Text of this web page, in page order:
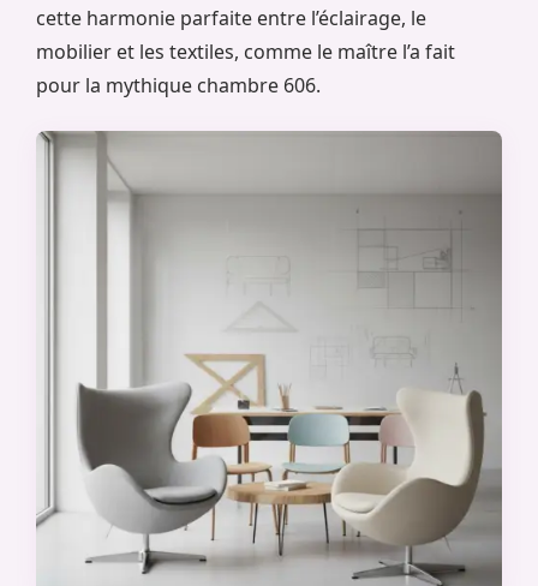
cette harmonie parfaite entre l’éclairage, le
mobilier et les textiles, comme le maître l’a fait
pour la mythique chambre 606.